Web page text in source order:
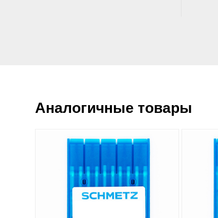
Аналогичные товары